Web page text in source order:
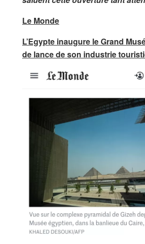
Le Monde
L’Egypte inaugure le Grand
de lance de son industrie